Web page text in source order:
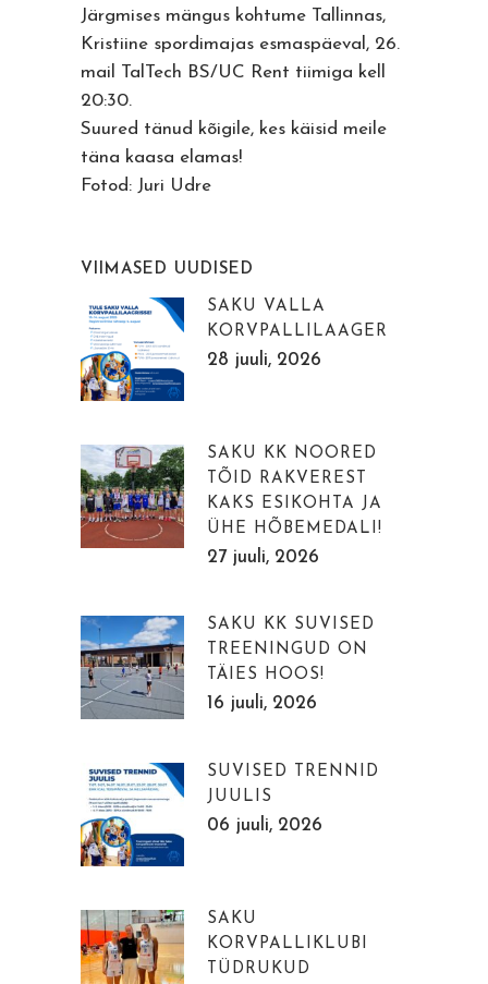
Järgmises mängus kohtume Tallinnas,
Kristiine spordimajas esmaspäeval, 26.
mail TalTech BS/UC Rent tiimiga kell
20:30.
Suured tänud kõigile, kes käisid meile
täna kaasa elamas!
Fotod: Juri Udre
VIIMASED UUDISED
SAKU VALLA
KORVPALLILAAGER
28 juuli, 2026
SAKU KK NOORED
TÕID RAKVEREST
KAKS ESIKOHTA JA
ÜHE HÕBEMEDALI!
27 juuli, 2026
SAKU KK SUVISED
TREENINGUD ON
TÄIES HOOS!
16 juuli, 2026
SUVISED TRENNID
JUULIS
06 juuli, 2026
SAKU
KORVPALLIKLUBI
TÜDRUKUD